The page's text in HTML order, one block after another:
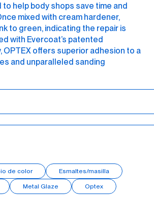
help body shops save time and
mixed with cream hardener,
to green, indicating the repair is
with Evercoat’s patented
OPTEX offers superior adhesion to a
and unparalleled sanding
de color Esmaltes/masilla
Metal Glaze Optex